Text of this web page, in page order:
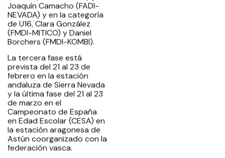
Joaquín Camacho (FADI-
NEVADA) y en la categoría
de U16, Clara González
(FMDI-MITICO) y Daniel
Borchers (FMDI-KOMBI).
La tercera fase está
prevista del 21 al 23 de
febrero en la estación
andaluza de Sierra Nevada
y la última fase del 21 al 23
de marzo en el
Campeonato de España
en Edad Escolar (CESA) en
la estación aragonesa de
Astún coorganizado con la
federación vasca.